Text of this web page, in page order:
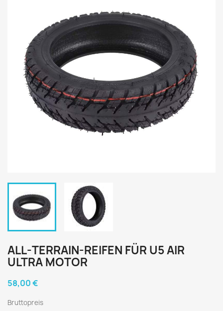
ALL-TERRAIN-REIFEN FÜR U5 AIR
ULTRA MOTOR
58,00 €
Bruttopreis